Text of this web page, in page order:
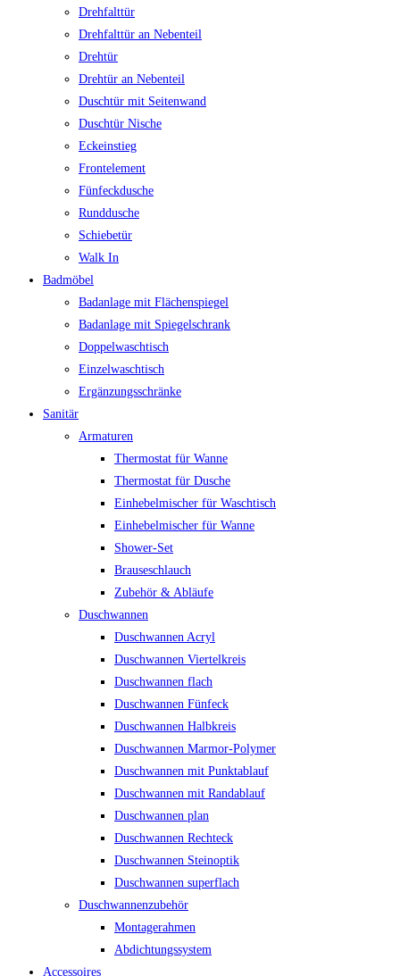
Drehfalttür
Drehfalttür an Nebenteil
Drehtür
Drehtür an Nebenteil
Duschtür mit Seitenwand
Duschtür Nische
Eckeinstieg
Frontelement
Fünfeckdusche
Runddusche
Schiebetür
Walk In
Badmöbel
Badanlage mit Flächenspiegel
Badanlage mit Spiegelschrank
Doppelwaschtisch
Einzelwaschtisch
Ergänzungsschränke
Sanitär
Armaturen
Thermostat für Wanne
Thermostat für Dusche
Einhebelmischer für Waschtisch
Einhebelmischer für Wanne
Shower-Set
Brauseschlauch
Zubehör & Abläufe
Duschwannen
Duschwannen Acryl
Duschwannen Viertelkreis
Duschwannen flach
Duschwannen Fünfeck
Duschwannen Halbkreis
Duschwannen Marmor-Polymer
Duschwannen mit Punktablauf
Duschwannen mit Randablauf
Duschwannen plan
Duschwannen Rechteck
Duschwannen Steinoptik
Duschwannen superflach
Duschwannenzubehör
Montagerahmen
Abdichtungssystem
Accessoires